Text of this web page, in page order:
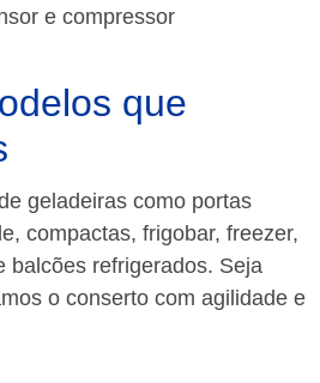
e compressor
que
geladeiras como portas
compactas, frigobar, freezer,
balcões refrigerados. Seja
o conserto com agilidade e